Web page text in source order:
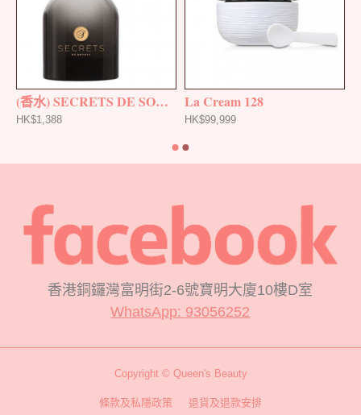
(香水) SECRETS DE SOTHYS
HK$1,388
La Cream 128
HK$99,999
香港銅鑼灣富明街2-6號寶明大廈10樓D室
WhatsApp: 93056252
Copyright © Queen's Beauty
條款及私隱政策 退貨及退款安排